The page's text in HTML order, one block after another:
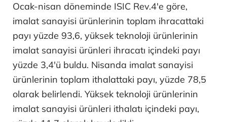
Ocak-nisan döneminde ISIC Rev.4'e göre,
imalat sanayisi ürünlerinin toplam ihracattaki
payı yüzde 93,6, yüksek teknoloji ürünlerinin
imalat sanayisi ürünleri ihracatı içindeki payı
yüzde 3,4'ü buldu. Nisanda imalat sanayisi
ürünlerinin toplam ithalattaki payı, yüzde 78,5
olarak belirlendi. Yüksek teknoloji ürünlerinin
imalat sanayisi ürünleri ithalatı içindeki payı,